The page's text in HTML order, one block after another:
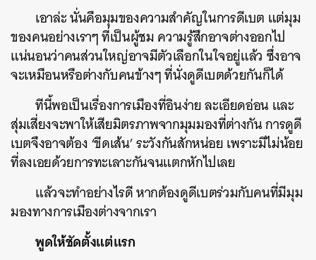
เอาล่ะ นั่นคือมุมของความสำคัญในการดีเบต แต่มุม
ของคนอย่างเราๆ ที่เป็นผู้ชม ความรู้สึกอาจต่างออกไป
แน่นอนว่าคนส่วนใหญ่อาจมีตัวเลือกในใจอยู่แล้ว ซึ่งอาจ
จะเหมือนหรือต่างกับคนข้างๆ ที่นั่งดูดีเบตด้วยกันก็ได้
ทีนี้พอเป็นเรื่องการเมืองที่อินง่าย ละเอียดอ่อน และ
สุ่มเสี่ยงจะพาให้เสียมิตรภาพจากมุมมองที่ต่างกัน การดูดี
เบตจึงอาจต้อง ‘ขีดเส้น’ ระวังกันสักหน่อย เพราะมีไม่น้อย
ที่ลงเอยด้วยการทะเลาะกันจนแตกหักไปเลย
แล้วจะทำอย่างไรดี หากต้องดูดีเบตร่วมกับคนที่มีมุม
มองทางการเมืองต่างจากเรา
พูดให้ชัดตั้งแต่แรก